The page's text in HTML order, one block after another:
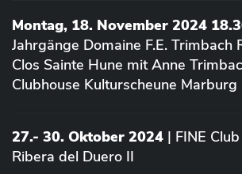
Montag, 18. November 2024
Jahrgänge Domaine F.E. Trimbach
Clos Sainte Hune mit Anne
Clubhouse Kulturscheune Marburg
27.- 30. Oktober 2024 | FINE
Ribera del Duero II